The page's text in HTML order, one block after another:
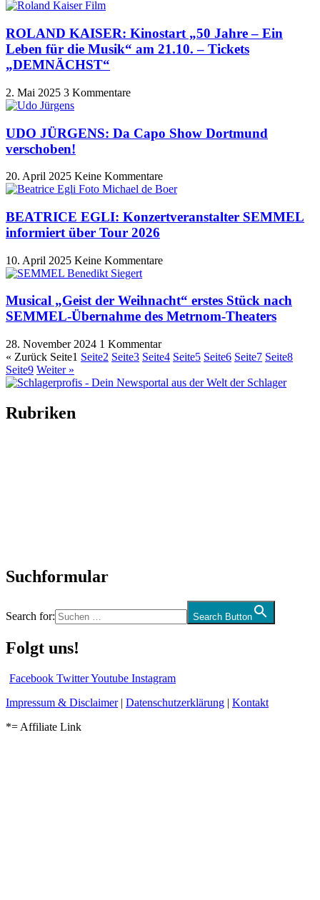
ROLAND KAISER: Kinostart „50 Jahre – Ein
Leben für die Musik“ am 21.10. – Tickets
„DEMNÄCHST“
2. Mai 2025 3 Kommentare
UDO JÜRGENS: Da Capo Show Dortmund
verschoben!
20. April 2025 Keine Kommentare
BEATRICE EGLI: Konzertveranstalter SEMMEL
informiert über Tour 2026
10. April 2025 Keine Kommentare
Musical „Geist der Weihnacht“ erstes Stück nach
SEMMEL-Übernahme des Metrnom-Theaters
28. November 2024 1 Kommentar
« Zurück Seite1 Seite2 Seite3 Seite4 Seite5 Seite6 Seite7 Seite8
Seite9 Weiter »
Rubriken
Suchformular
Search for: Search Button
Folgt uns!
Facebook TwitterYoutube Instagram
Impressum & Disclaimer| Datenschutzerklärung | Kontakt
*= Affiliate Link